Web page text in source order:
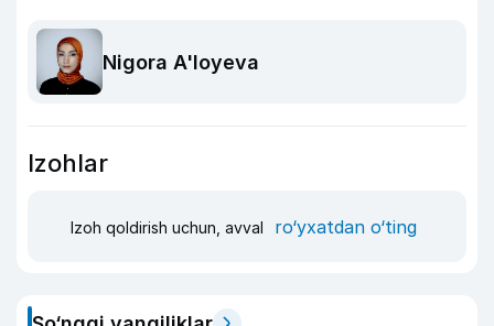
Nigora A'loyeva
Izohlar
Izoh qoldirish uchun, avval ro‘yxatdan o‘ting